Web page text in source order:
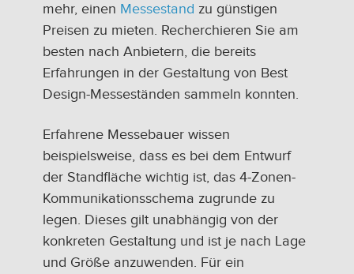
mehr, einen Messestand zu günstigen
Preisen zu mieten. Recherchieren Sie am
besten nach Anbietern, die bereits
Erfahrungen in der Gestaltung von Best
Design-Messeständen sammeln konnten.
Erfahrene Messebauer wissen
beispielsweise, dass es bei dem Entwurf
der Standfläche wichtig ist, das 4-Zonen-
Kommunikationsschema zugrunde zu
legen. Dieses gilt unabhängig von der
konkreten Gestaltung und ist je nach Lage
und Größe anzuwenden. Für ein